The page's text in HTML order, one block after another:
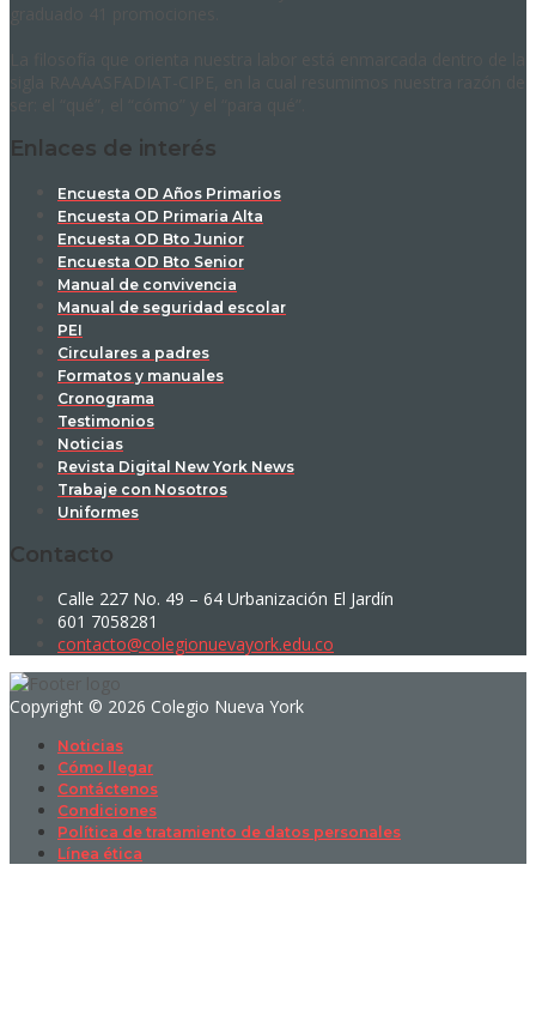
Enlaces de interés
Encuesta OD Años Primarios
Encuesta OD Primaria Alta
Encuesta OD Bto Junior
Encuesta OD Bto Senior
Manual de convivencia
Manual de seguridad escolar
PEI
Circulares a padres
Formatos y manuales
Cronograma
Testimonios
Noticias
Revista Digital New York News
Trabaje con Nosotros
Uniformes
Contacto
Calle 227 No. 49 – 64 Urbanización El Jardín
601 7058281
contacto@colegionuevayork.edu.co
Copyright © 2026 Colegio Nueva York
Noticias
Cómo llegar
Contáctenos
Condiciones
Política de tratamiento de datos personales
Línea ética